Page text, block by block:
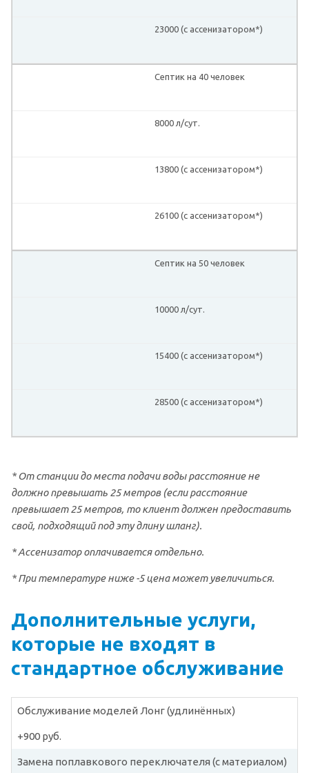
23000 (с ассенизатором*)
Септик на 40 человек
8000 л/сут.
13800 (с ассенизатором*)
26100 (с ассенизатором*)
Септик на 50 человек
10000 л/сут.
15400 (с ассенизатором*)
28500 (с ассенизатором*)
* От станции до места подачи воды расстояние не
должно превышать 25 метров (если расстояние
превышает 25 метров, то клиент должен предоставить
свой, подходящий под эту длину шланг).
* Ассенизатор оплачивается отдельно.
* При температуре ниже -5 цена может увеличиться.
Дополнительные услуги,
которые не входят в
стандартное обслуживание
Обслуживание моделей Лонг (удлинённых)
+900 руб.
Замена поплавкового переключателя (с материалом)